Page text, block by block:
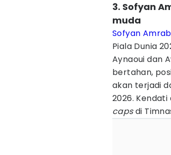
3. Sofyan
muda
Sofyan
Piala Dunia
Aynaoui dan
bertahan,
akan terjadi
2026.
capsdi